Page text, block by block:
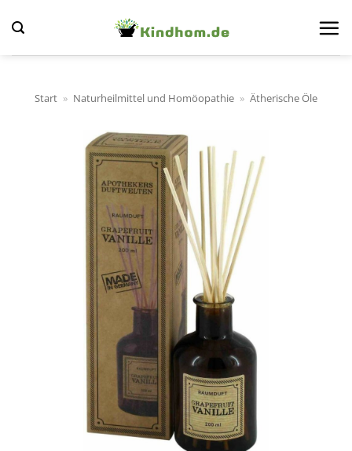
Inhalt
springen
Start » Naturheilmittel und Homöopathie » Ätherische Öle